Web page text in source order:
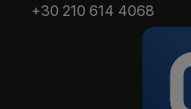
+30 210 614 4068